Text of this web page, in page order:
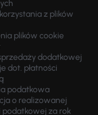
z plików
plików cookie
dodatkowej
dot. płatności
podatkowa
o realizowanej
za rok